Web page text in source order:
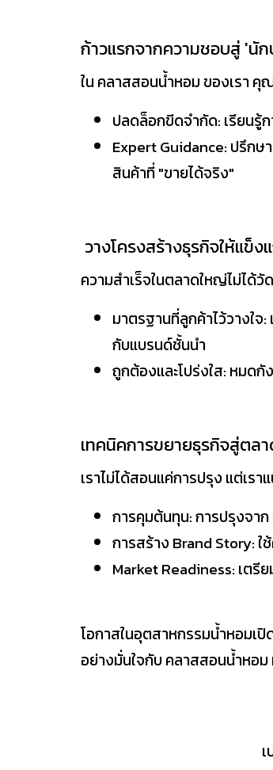
ก้าวแรกจากความชอบสู่ 'นั
ใน คลาสสอนน้ำหอม ของเรา
ปลดล็อกขีดจำกัด: เรียนรู้
Expert Guidance: ปรึกษ
สินค้าที่ "ขายได้จริง"
วางโครงสร้างธุรกิจให้แข็
ความสำเร็จในตลาดใหญ่ไม่ได้
มาตรฐานที่ลูกค้าไว้วางใ
กับแบรนด์ชั้นนำ
ถูกต้องและโปร่งใส: หมด
เทคนิคการขยายธุรกิจสู่ตลา
เราไม่ได้สอนแค่การปรุง แต่เรา
การคุมต้นทุน: การปรุงจา
การสร้าง Brand Story: ใ
Market Readiness: เต
โอกาสในอุตสาหกรรมน้ำหอมเ
อย่างมั่นใจกับ คลาสสอนน้ำหอ